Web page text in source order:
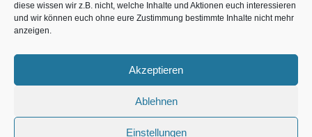
diese wissen wir z.B. nicht, welche Inhalte und Aktionen euch interessieren
und wir können euch ohne eure Zustimmung bestimmte Inhalte nicht mehr
anzeigen.
Akzeptieren
Ablehnen
Einstellungen
Zahnarzt München
www.estaregistrierung.org – ESTA
©familös - dieTestfamilie -